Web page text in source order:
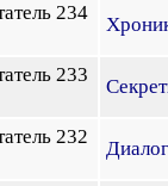
234
233
232
Диалог